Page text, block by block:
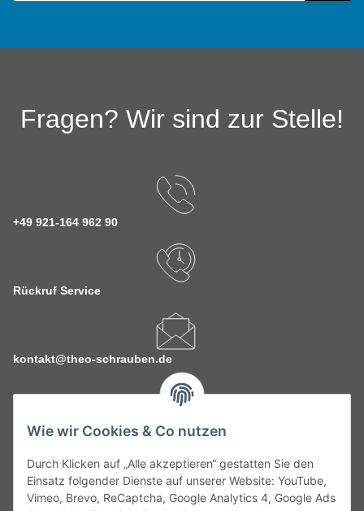
Wie wir Cookies & Co nutzen
Durch Klicken auf „Alle akzeptieren“ gestatten Sie den
Einsatz folgender Dienste auf unserer Website: YouTube,
Vimeo, Brevo, ReCaptcha, Google Analytics 4, Google Ads
Fragen? Wir sind zur Stelle!
+49 921-164 962 90
Rückruf Service
kontakt@theo-schrauben.de
Service